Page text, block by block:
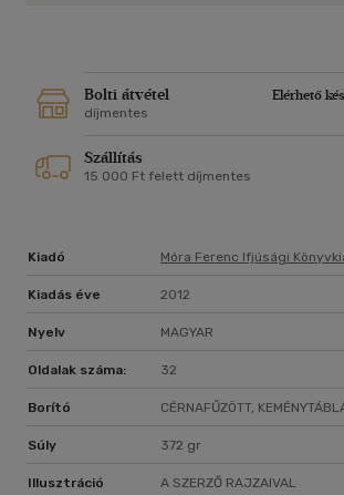
Bolti átvétel
Elérhető
díjmentes
Szállítás
15 000 Ft felett díjmentes
Kiadó Móra Ferenc Ifjúsági
Kiadás éve 2012
Nyelv MAGYAR
Oldalak száma: 32
Borító CÉRNAFŰZÖTT,
Súly 372 gr
Illusztráció A SZERZŐ RAJZAIVAL